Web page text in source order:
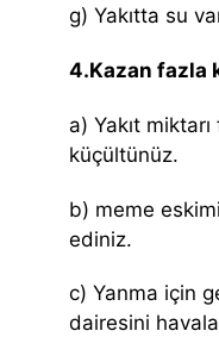
g) Yakıtta su
4.Kazan fazla
a) Yakıt
küçültünüz.
b) meme
ediniz.
c) Yanma için
dairesini